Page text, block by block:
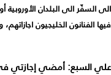
الى السفّر الى البلدان
فيها الفنانون الخليجيون اجازاتهم،
علي السبع: أمضي إجازتي